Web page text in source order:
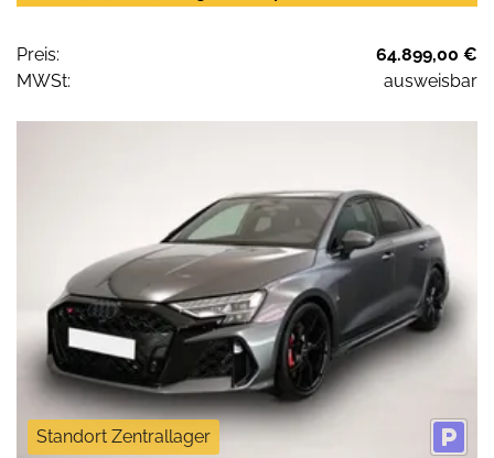
Preis:
64.899,00 €
MWSt:
ausweisbar
Standort Zentrallager